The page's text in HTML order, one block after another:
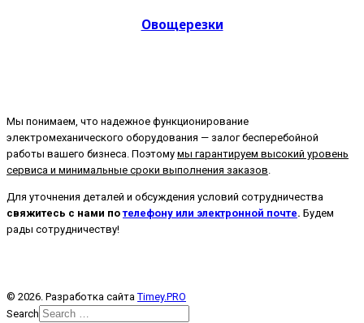
Овощерезки
Мы понимаем, что надежное функционирование
электромеханического оборудования — залог бесперебойной
работы вашего бизнеса. Поэтому мы гарантируем высокий уровень
сервиса и минимальные сроки выполнения заказов.
Для уточнения деталей и обсуждения условий сотрудничества
свяжитесь с нами потелефону или электронной почте. Будем
рады сотрудничеству!
© 2026. Разработка сайтаTimey.PRO
Search